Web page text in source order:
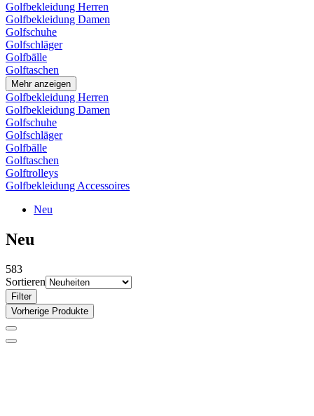
Golfbekleidung Herren
Golfbekleidung Damen
Golfschuhe
Golfschläger
Golfbälle
Golftaschen
Mehr anzeigen
Golfbekleidung Herren
Golfbekleidung Damen
Golfschuhe
Golfschläger
Golfbälle
Golftaschen
Golftrolleys
Golfbekleidung Accessoires
Neu
Neu
583
Sortieren
Filter
Vorherige Produkte